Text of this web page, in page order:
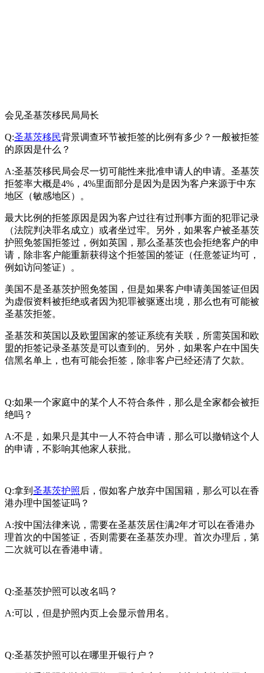
会见圣基茨移民局局长
Q:圣基茨移民背景调查环节被拒签的比例有多少？一般被拒签
的原因是什么？
A:圣基茨移民局会尽一切可能性来批准申请人的申请。圣基茨
拒签率大概是4%，4%里面部分是因为是因为客户来源于中东
地区（敏感地区）。
最大比例的拒签原因是因为客户过往有过刑事方面的犯罪记录
（法院判决罪名成立）或者坐过牢。另外，如果客户被圣基茨
护照免签国拒签过，例如英国，那么圣基茨也会拒绝客户的申
请，除非客户能重新获得这个拒签国的签证（任意签证均可，
例如访问签证）。
美国不是圣基茨护照免签国，但是如果客户申请美国签证但因
为虚假资料被拒绝或者因为犯罪被驱逐出境，那么也有可能被
圣基茨拒签。
圣基茨和英国以及欧盟国家的签证系统有关联，所需英国和欧
盟的拒签记录圣基茨是可以查到的。另外，如果客户在中国失
信黑名单上，也有可能会拒签，除非客户已经还清了欠款。
Q:如果一个家庭中的某个人不符合条件，那么是全家都会被拒
绝吗？
A:不是，如果只是其中一人不符合申请，那么可以撤销这个人
的申请，不影响其他家人获批。
Q:拿到 圣基茨护照后，假如客户放弃中国国籍，那么可以在香
港办理中国签证吗？
A:按中国法律来说，需要在圣基茨居住满2年才可以在香港办
理首次的中国签证，否则需要在圣基茨办理。首次办理后，第
二次就可以在香港申请。
Q:圣基茨护照可以改名吗？
A:可以，但是护照内页上会显示曾用名。
Q:圣基茨护照可以在哪里开银行户？